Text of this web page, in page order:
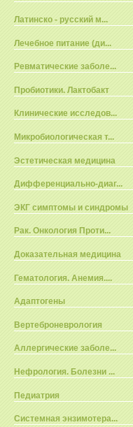
Латинско - русский м...
Лечебное питание (ди...
Ревматические заболе...
Пробиотики. Лактобакт
Клинические исследов...
Микробиологическая т...
Эстетическая медицина
Дифференциально-диаг...
ЭКГ симптомы и синдромы
Рак. Онкология Проти...
Доказательная медицина
Гематология. Анемия....
Адаптогены
Вертеброневрология
Аллергические заболе...
Нефрология. Болезни ...
Педиатрия
Системная энзимотера...